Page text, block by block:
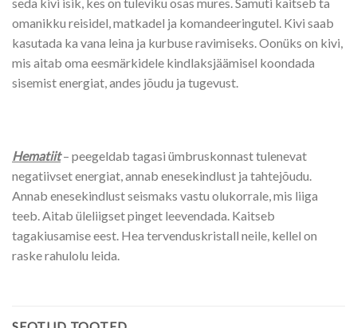
seda kivi isik, kes on tuleviku osas mures. Samuti kaitseb ta
omanikku reisidel, matkadel ja komandeeringutel. Kivi saab
kasutada ka vana leina ja kurbuse ravimiseks. Oonüks on kivi,
mis aitab oma eesmärkidele kindlaksjäämisel koondada
sisemist energiat, andes jõudu ja tugevust.
Hematiit– peegeldab tagasi ümbruskonnast tulenevat
negatiivset energiat, annab enesekindlust ja tahtejõudu.
Annab enesekindlust seismaks vastu olukorrale, mis liiga
teeb. Aitab üleliigset pinget leevendada. Kaitseb
tagakiusamise eest. Hea tervenduskristall neile, kellel on
raske rahulolu leida.